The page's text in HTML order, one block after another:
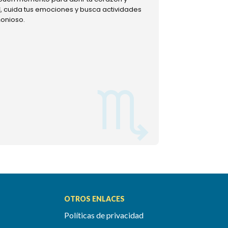
cuida tus emociones y busca actividades
OTROS ENLACES
Políticas de privacidad